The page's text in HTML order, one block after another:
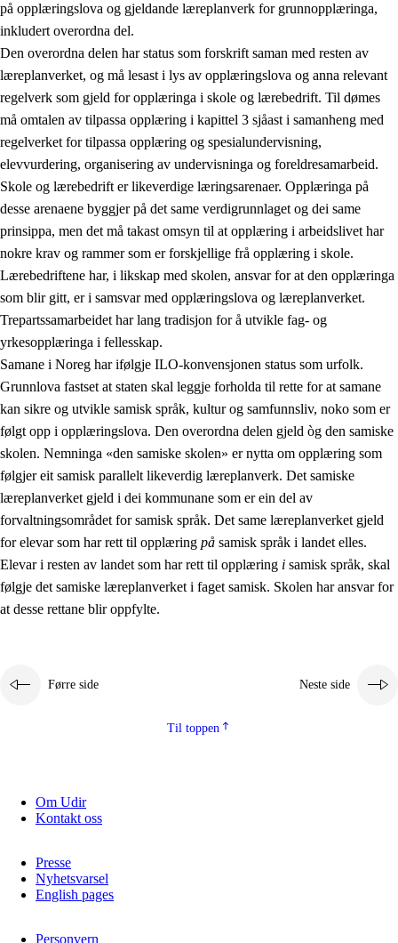
på opplæringslova og gjeldande læreplanverk for grunnopplæringa,
inkludert overordna del.
Den overordna delen har status som forskrift saman med resten av
læreplanverket, og må lesast i lys av opplæringslova og anna relevant
regelverk som gjeld for opplæringa i skole og lærebedrift. Til dømes
må omtalen av tilpassa opplæring i kapittel 3 sjåast i samanheng med
regelverket for tilpassa opplæring og spesialundervisning,
elevvurdering, organisering av undervisninga og foreldresamarbeid.
Skole og lærebedrift er likeverdige læringsarenaer. Opplæringa på
desse arenaene byggjer på det same verdigrunnlaget og dei same
prinsippa, men det må takast omsyn til at opplæring i arbeidslivet har
nokre krav og rammer som er forskjellige frå opplæring i skole.
Lærebedriftene har, i likskap med skolen, ansvar for at den opplæringa
som blir gitt, er i samsvar med opplæringslova og læreplanverket.
Trepartssamarbeidet har lang tradisjon for å utvikle fag- og
yrkesopplæringa i fellesskap.
Samane i Noreg har ifølgje ILO-konvensjonen status som urfolk.
Grunnlova fastset at staten skal leggje forholda til rette for at samane
kan sikre og utvikle samisk språk, kultur og samfunnsliv, noko som er
følgt opp i opplæringslova. Den overordna delen gjeld òg den samiske
skolen. Nemninga «den samiske skolen» er nytta om opplæring som
følgjer eit samisk parallelt likeverdig læreplanverk. Det samiske
læreplanverket gjeld i dei kommunane som er ein del av
forvaltningsområdet for samisk språk. Det same læreplanverket gjeld
for elevar som har rett til opplæring på samisk språk i landet elles.
Elevar i resten av landet som har rett til opplæring i samisk språk, skal
følgje det samiske læreplanverket i faget samisk. Skolen har ansvar for
at desse rettane blir oppfylte.
Førre side Neste side
Til toppen
Om Udir
Kontakt oss
Presse
Nyhetsvarsel
English pages
Personvern